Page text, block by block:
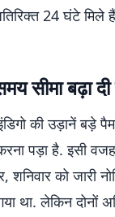
24 घंटे
सीमा बढ़ा
की उड़ानें बड़े
पड़ा है. इसी
को जारी
था. लेकिन दोनों